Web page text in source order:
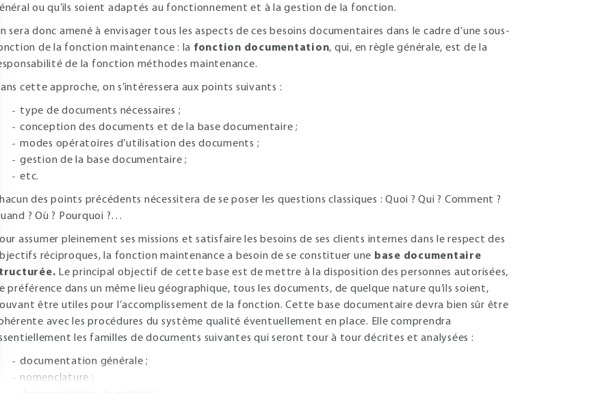
ou qu’ils soient adaptés au fonctionnement et à la gestion de la fonction.
sera donc amené à envisager tous les aspects de ces besoins documentaires dans le cadre d’une sous-
de la fonction maintenance : la fonction documentation, qui, en règle générale, est de la
de la fonction méthodes maintenance.
cette approche, on s’intéressera aux points suivants :
type de documents nécessaires ;
conception des documents et de la base documentaire ;
modes opératoires d’utilisation des documents ;
gestion de la base documentaire ;
etc.
des points précédents nécessitera de se poser les questions classiques : Quoi ? Qui ? Comment ?
? Où ? Pourquoi ?…
assumer pleinement ses missions et satisfaire les besoins de ses clients internes dans le respect des
réciproques, la fonction maintenance a besoin de se constituer une base documentaire
Le principal objectif de cette base est de mettre à la disposition des personnes autorisées,
préférence dans un même lieu géographique, tous les documents, de quelque nature qu’ils soient,
être utiles pour l’accomplissement de la fonction. Cette base documentaire devra bien sûr être
avec les procédures du système qualité éventuellement en place. Elle comprendra
les familles de documents suivantes qui seront tour à tour décrites et analysées :
documentation générale ;
nomenclature ;